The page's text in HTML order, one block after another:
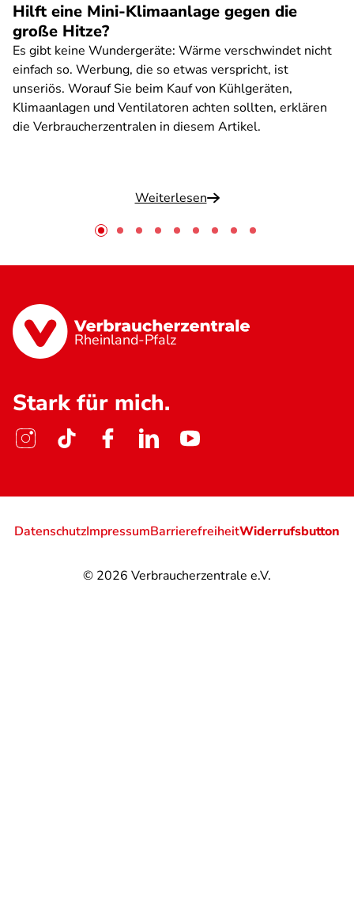
Hilft eine Mini-Klimaanlage gegen die
große Hitze?
Es gibt keine Wundergeräte: Wärme verschwindet nicht
einfach so. Werbung, die so etwas verspricht, ist
unseriös. Worauf Sie beim Kauf von Kühlgeräten,
Klimaanlagen und Ventilatoren achten sollten, erklären
die Verbraucherzentralen in diesem Artikel.
Weiterlesen
Rheinland-Pfalz
Stark für mich.
© 2026 Verbraucherzentrale e.V.
DatenschutzImpressumBarrierefreiheitWiderrufsbutton